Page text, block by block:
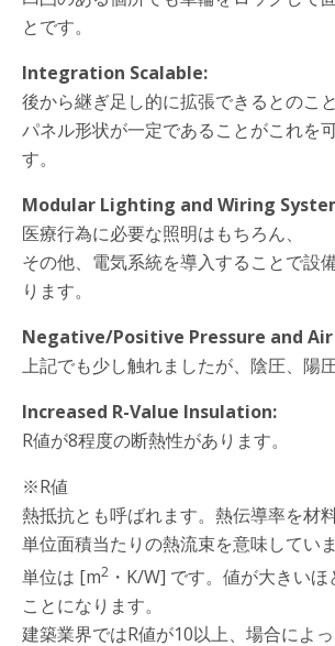
とです。
Integration Scalable:
後から継ぎ足し的に拡張できるとのこと
パネル形状が一定であることがこれを
す。
Modular Lighting and Wiring
医療行為に必要な照明はもちろん、
その他、電気系統を導入することで設
ります。
Negative/Positive Pressure and
上記でも少し触れましたが、陰圧、陽
Increased R-Value Insulation:
R値が8程度の断熱性があります。
※R値
熱抵抗とも呼ばれます。熱伝導率を材
単位面積当たりの熱流束を意味していま
単位は [m2 ・K/W] です。値が大きい
ことになります。
建築業界ではR値が10以上、場合によ